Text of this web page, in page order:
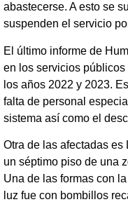
abastecerse. A esto se
suspenden el servicio
El último informe de
en los servicios
los años 2022 y 2023.
falta de personal
sistema así como el
Otra de las afectadas
un séptimo piso de una
Una de las formas con
luz fue con bombillos